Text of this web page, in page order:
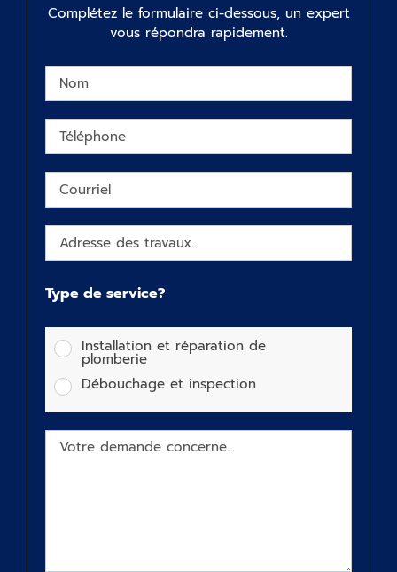
Complétez le formulaire ci-dessous, un expert
vous répondra rapidement.
Type de service?
Installation et réparation de
plomberie
Débouchage et inspection